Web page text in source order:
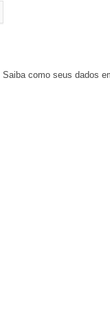
Saiba como seus dados